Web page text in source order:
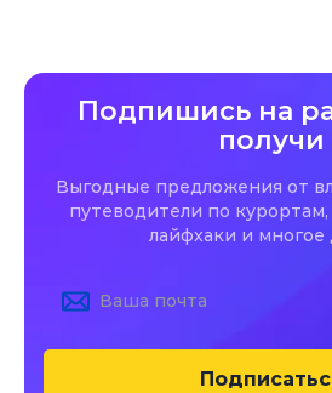
Подпишись на
получи
Выгодные предложения от
путеводители по
лайфхаки и многое